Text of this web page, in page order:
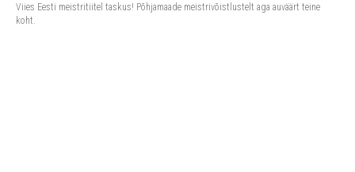
Viies Eesti meistritiitel taskus! Põhjamaade meistrivõistlustelt aga auväärt teine
koht.